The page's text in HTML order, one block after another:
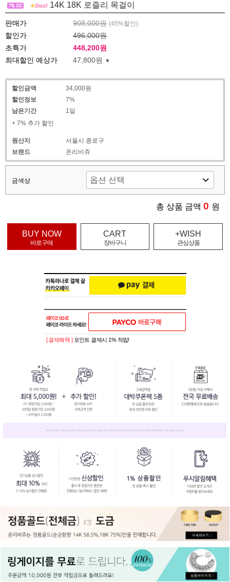
14K 18K 로즐리 목걸이
판매가 908,000원 (45%할인)
할인가
496,000원
초특가
448,200원
최대할인 예상가
47,800원
할인금액
34,000원
할인정보
7%
남은기간
1일
+ 7% 추가 할인
원산지
서울시 종로구
브랜드
온리비쥬
금색상
총 상품 금액 0 원
BUY NOW
바로구매
CART
장바구니
+WISH
관심상품
페이코 ID로
PAYCO 바로
[ 결제혜택 ] 포인트 결제시 1% 적립!